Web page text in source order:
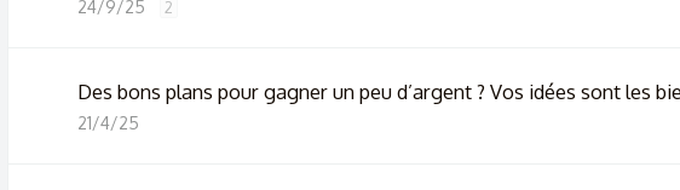
24/9/25 2
Des bons plans pour gagner un peu d’argent ? Vos idées sont les
21/4/25